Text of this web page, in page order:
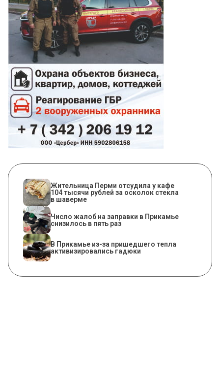
Жительница Перми отсудила у кафе
104 тысячи рублей за осколок стекла
в шаверме
Число жалоб на заправки в Прикамье
снизилось в пять раз
​В Прикамье из-за пришедшего тепла
активизировались гадюки